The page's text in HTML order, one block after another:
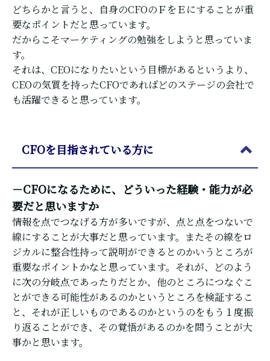
どちらかと言うと、自身のCFOのＦをＥにすることが重
要なポイントだと思っています。
だからこそマーケティングの勉強をしようと思っていま
す。
それは、CEOになりたいという目標があるというより、
CEOの気質を持ったCFOであればどのステージの会社で
も活躍できると思っています。
CFOを目指されている方に
－CFOになるために、どういった経験・能力が必
要だと思いますか
情報を点でつなげる方が多いですが、点と点をつないで
線にすることが大事だと思っています。またその線をロ
ジカルに整合性持って説明ができるとのかいうところが
重要なポイントかなと思っています。それが、どのよう
に次の分岐点であったりだとか、他のところにつなぐこ
とができる可能性があるのかというところを検証するこ
と、それが正しいものであるのかというのをもう１度振
り返ることができ、その覚悟があるのかを問うことが大
事かと思います。